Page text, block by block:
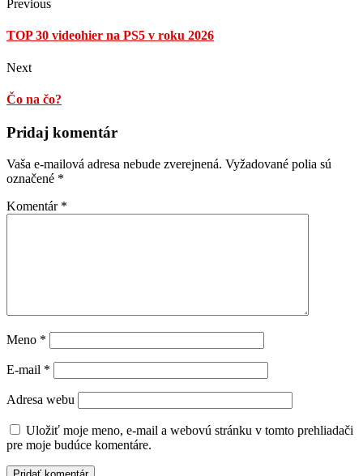
Previous
TOP 30 videohier na PS5 v roku 2026
Next
Čo na čo?
Pridaj komentár
Vaša e-mailová adresa nebude zverejnená. Vyžadované polia sú
označené *
Komentár *
Meno *
E-mail *
Adresa webu
Uložiť moje meno, e-mail a webovú stránku v tomto prehliadači
pre moje budúce komentáre.